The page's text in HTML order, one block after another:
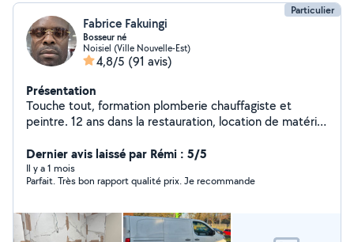
Particulier
Fabrice Fakuingi
Bosseur né
Noisiel (Ville Nouvelle-Est)
4,8/5 (91 avis)
Présentation
Touche tout, formation plomberie chauffagiste et
peintre. 12 ans dans la restauration, location de matériel
Dernier avis laissé par Rémi : 5/5
Il y a 1 mois
Parfait. Très bon rapport qualité prix. Je recommande